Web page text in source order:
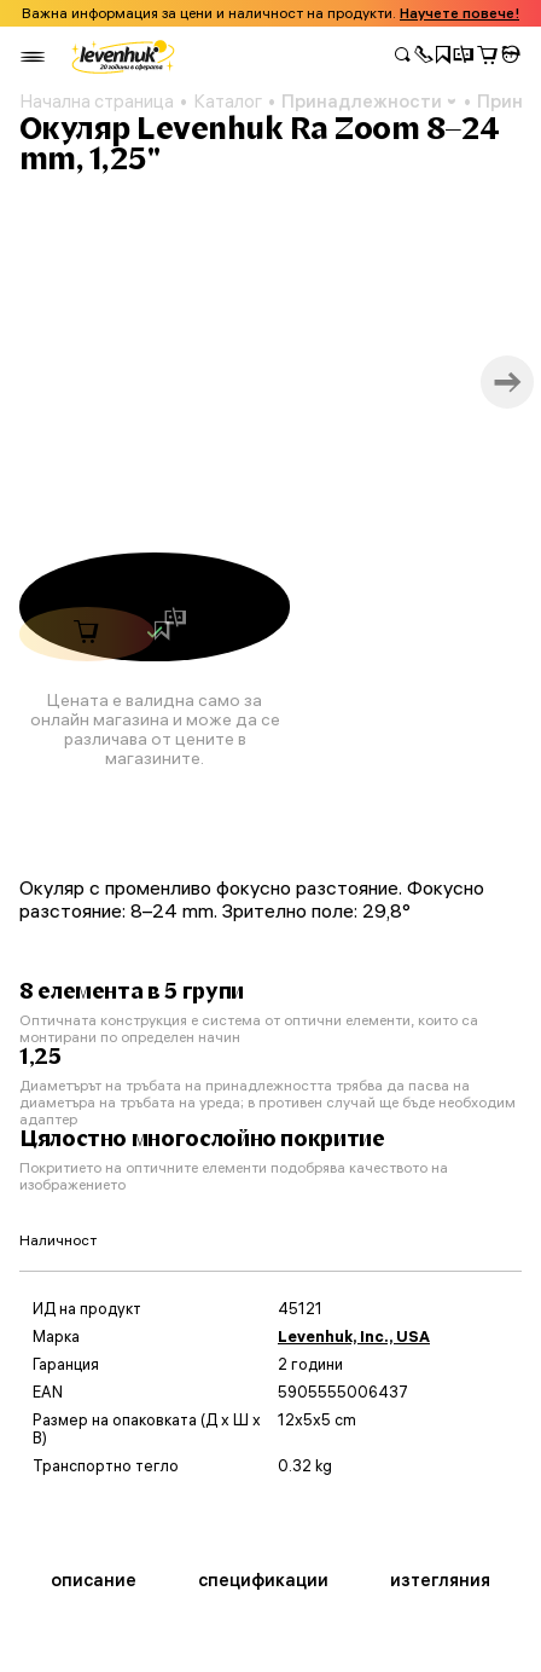
Важна информация за цени и наличност на продукти. Научете повече!
Начална страница Каталог Принадлежности
Окуляр Levenhuk Ra Zoom 8–24
mm, 1,25"
Цената е валидна само за
онлайн магазина и може да се
различава от цените в
магазините.
Окуляр с променливо фокусно разстояние. Фокусно
разстояние: 8–24 mm. Зрително поле: 29,8°
8 елемента в 5 групи
Оптичната конструкция е система от оптични елементи, които са
монтирани по определен начин
1,25
Диаметърът на тръбата на принадлежността трябва да пасва на
диаметъра на тръбата на уреда; в противен случай ще бъде необходим
адаптер
Цялостно многослойно покритие
Покритието на оптичните елементи подобрява качеството на
изображението
Наличност
ИД на продукт
45121
Марка
Levenhuk, Inc., USA
Гаранция
2 години
EAN
5905555006437
Размер на опаковката (Д x Ш x
В)
12x5x5 cm
Транспортно тегло 0.32 kg
описание спецификации изтегляния